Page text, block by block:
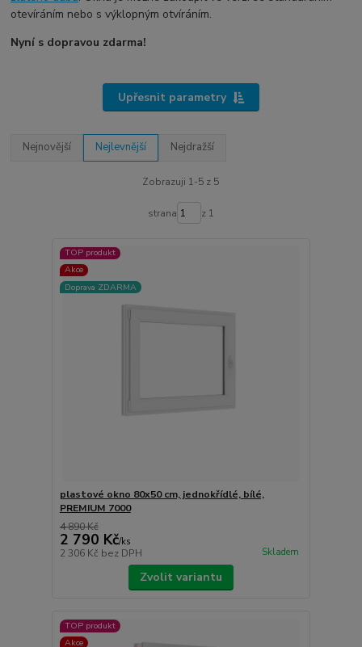
otevíráním nebo s výklopným otvíráním.
Nyní s dopravou zdarma!
Upřesnit parametry
Nejnovější Nejlevnější Nejdražší
Zobrazuji 1-5 z 5
strana z 1
TOP produkt
Akce
Doprava ZDARMA
plastové okno 80x50 cm, jednokřídlé, bílé,
PREMIUM 7000
4 890 Kč
2 790 Kč/ks
2 306 Kč bez DPH Skladem
Zvolit variantu
TOP produkt
Akce